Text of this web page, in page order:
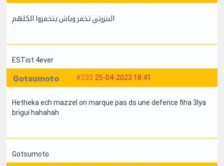
البنزرتي تخمر وباش يتخمروا الكلهم
ESTist 4ever
#233 25-04-2023 18:41
Gotsumoto
Hetheka ech mazzel on marque pas ds une defence fiha 3lya
brigui hahahah
Gotsumoto